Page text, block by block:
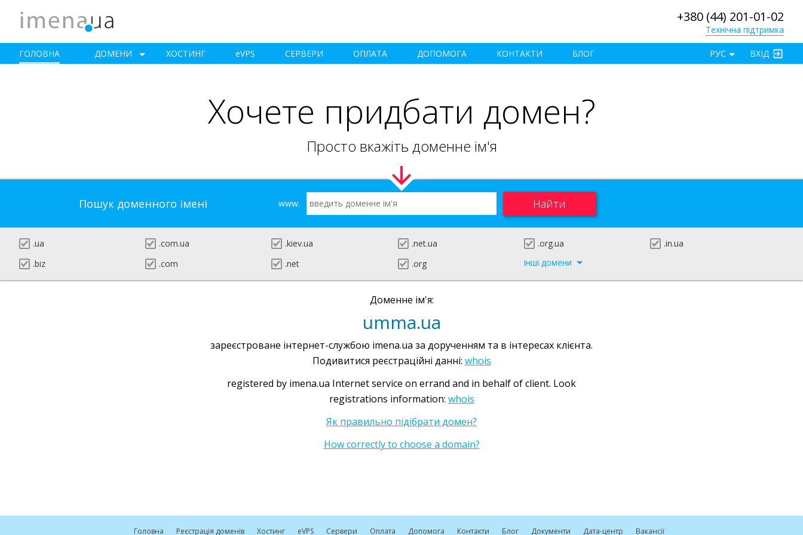
+380 (44) 201-01-02
Технічна підтримка
ГОЛОВНА ДОМЕНИ ХОСТИНГ eVPS СЕРВЕРИ ОПЛАТА ДОПОМОГА КОНТАКТИ БЛОГ ВХІД
РУС
Хочете придбати домен?
Просто вкажіть доменне ім'я
Пошук доменного імені www.
.ua .com.ua .kiev.ua .net.ua .org.ua
.in.ua
.biz
.com .net .org інші домени
Доменне ім'я:
umma.ua
зареєстроване інтернет-службою imena.ua за дорученням та в інтересах клієнта.
Подивитися реєстраційні данні: whois
registered by imena.ua Internet service on errand and in behalf of client. Look
registrations information: whois
Як правильно підібрати домен?
How correctly to choose a domain?
Головна Реєстрація доменів Хостинг eVPS Сервери Оплата Допомога Контакти Блог Документи Дата-центр Вакансії